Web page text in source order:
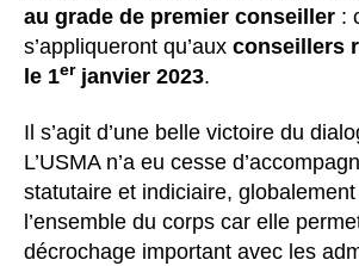
au grade de premier conseiller :
s’appliqueront qu’aux conseillers
le 1erjanvier 2023.
Il s’agit d’une belle victoire du
L’USMA n’a eu cesse
statutaire et indiciaire,
l’ensemble du corps car elle
décrochage important avec les